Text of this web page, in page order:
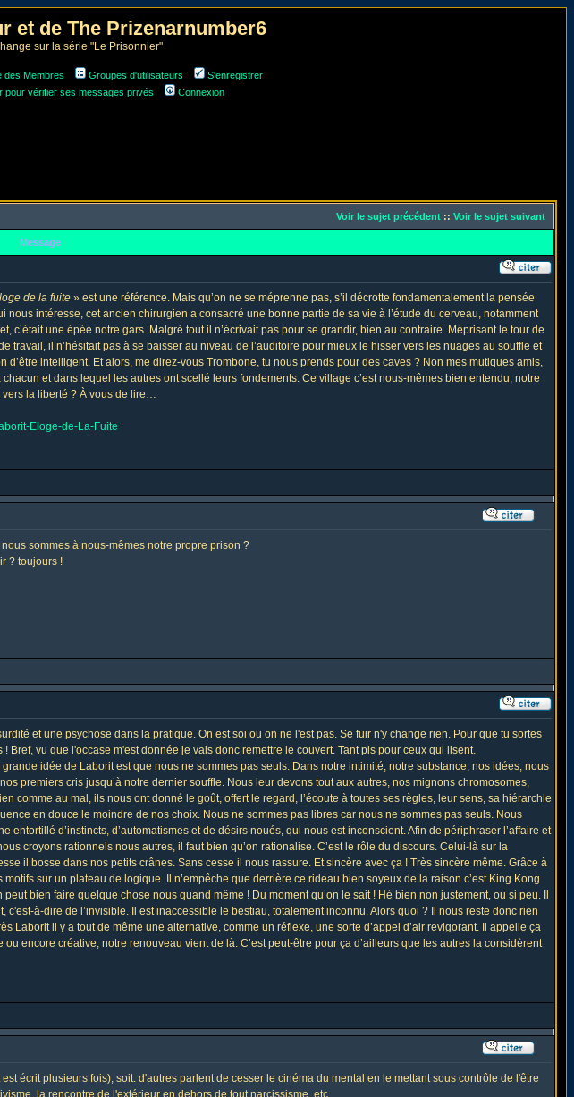
et de The Prizenarnumber6
sur la série "Le Prisonnier"
des Membres Groupes d'utilisateurs
S'enregistrer
pour vérifier ses messages privés Connexion
Voir le sujet précédent :: Voir le sujet suivant
Message
de la fuite » est une référence. Mais qu’on ne se méprenne pas, s’il décrotte fondamentalement la pensée
intéresse, cet ancien chirurgien a consacré une bonne partie de sa vie à l’étude du cerveau, notamment
une épée notre gars. Malgré tout il n’écrivait pas pour se grandir, bien au contraire. Méprisant le tour de
il n’hésitait pas à se baisser au niveau de l’auditoire pour mieux le hisser vers les nuages au souffle et
d’être intelligent. Et alors, me direz-vous Trombone, tu nous prends pour des caves ? Non mes mutiques amis,
et dans lequel les autres ont scellé leurs fondements. Ce village c’est nous-mêmes bien entendu, notre
vers la liberté ? À vous de lire…
Eloge-de-La-Fuite
sommes à nous-mêmes notre propre prison ?
? toujours !
et une psychose dans la pratique. On est soi ou on ne l'est pas. Se fuir n'y change rien. Pour que tu sortes
vu que l'occase m'est donnée je vais donc remettre le couvert. Tant pis pour ceux qui lisent.
idée de Laborit est que nous ne sommes pas seuls. Dans notre intimité, notre substance, nos idées, nous
premiers cris jusqu’à notre dernier souffle. Nous leur devons tout aux autres, nos mignons chromosomes,
comme au mal, ils nous ont donné le goût, offert le regard, l’écoute à toutes ses règles, leur sens, sa hiérarchie
en douce le moindre de nos choix. Nous ne sommes pas libres car nous ne sommes pas seuls. Nous
d’instincts, d’automatismes et de désirs noués, qui nous est inconscient. Afin de périphraser l’affaire et
croyons rationnels nous autres, il faut bien qu’on rationalise. C’est le rôle du discours. Celui-là sur la
il bosse dans nos petits crânes. Sans cesse il nous rassure. Et sincère avec ça ! Très sincère même. Grâce à
sur un plateau de logique. Il n’empêche que derrière ce rideau bien soyeux de la raison c’est King Kong
bien faire quelque chose nous quand même ! Du moment qu’on le sait ! Hé bien non justement, ou si peu. Il
à-dire de l’invisible. Il est inaccessible le bestiau, totalement inconnu. Alors quoi ? Il nous reste donc rien
Laborit il y a tout de même une alternative, comme un réflexe, une sorte d’appel d’air revigorant. Il appelle ça
encore créative, notre renouveau vient de là. C’est peut-être pour ça d’ailleurs que les autres la considèrent
écrit plusieurs fois), soit. d'autres parlent de cesser le cinéma du mental en le mettant sous contrôle de l'être
la rencontre de l'extérieur en dehors de tout narcissisme, etc.